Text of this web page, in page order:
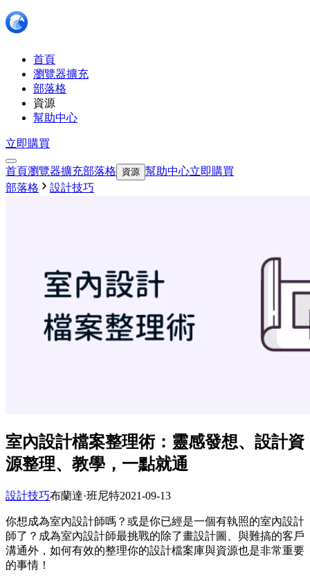
首頁
瀏覽器擴充
部落格
資源
幫助中心
立即購買
首頁瀏覽器擴充部落格 資源 幫助中心立即購買
部落格
設計技巧
室內設計檔案整理術：靈感發想、設計資
源整理、教學，一點就通
設計技巧布蘭達·班尼​​特2021-09-13
你想成為室內設計師嗎？或是你已經是一個有執照的室內設計
師了？成為室內設計師最挑戰的除了畫設計圖、與難搞的客戶
溝通外，如何有效的整理你的設計檔案庫與資源也是非常重要
的事情！